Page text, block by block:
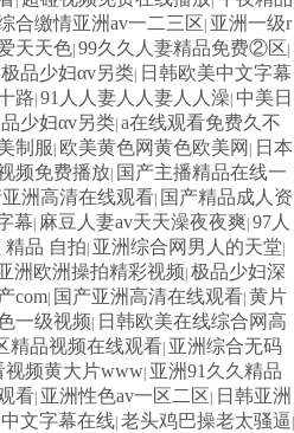
合缴情亚洲av一二三区| 亚洲一级r
天天色| 99久久人妻精品免费②区|
品少妇αv另类| 日韩欧美中文字幕
路| 91人人妻人人妻人人澡| 中美日
少妇αv另类| a在线观看免费久不
制服 | 欧美黄色网黄色欧美网 | 日本
频免费播放| 国产主播精品在线一
亚洲高清在线观看| 国产精品成人资
幕| 麻豆人妻av天天澡夜夜爽| 97人
精品 自拍| 亚洲综合网男人的天堂|
洲欧洲操拍精彩视频| 极品少妇深
com| 国产亚洲高清在线观看| 黄片
一级视频| 日韩欧美在线综合网高
精品视频在线观看| 亚洲综合无码
视频黄大片www| 亚洲91久久精品
看| 亚洲性色av一区二区| 日韩亚洲
文字幕在线| 老头鸡巴操老太骚逼 |